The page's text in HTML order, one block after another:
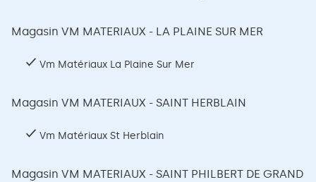
Magasin VM MATERIAUX - LA PLAINE SUR MER
Vm Matériaux La Plaine Sur Mer
Magasin VM MATERIAUX - SAINT HERBLAIN
Vm Matériaux St Herblain
Magasin VM MATERIAUX - SAINT PHILBERT DE GRAND